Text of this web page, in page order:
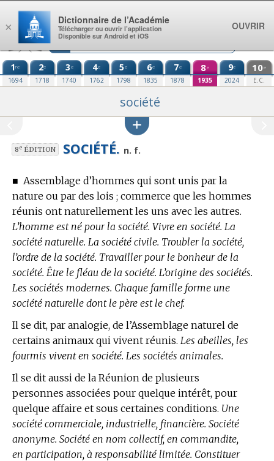
Aller au contenu
1re
1694
2e
1718
3e
1740
4e
1762
5e
1798
6e
1835
7e
1878
8e
1935
9e
2024
10e
E.C.
société
8eÉDITION SOCIÉTÉ. n. f.
■ Assemblage d’hommes qui sont unis par la
nature ou par des lois ; commerce que les hommes
réunis ont naturellement les uns avec les autres.
L’homme est né pour la société. Vivre en société. La
société naturelle. La société civile. Troubler la société,
l’ordre de la société. Travailler pour le bonheur de la
société. Être le fléau de la société. L’origine des sociétés.
Les sociétés modernes. Chaque famille forme une
société naturelle dont le père est le chef.
Il se dit, par analogie, de l’Assemblage naturel de
certains animaux qui vivent réunis. Les abeilles, les
fourmis vivent en société. Les sociétés animales.
Il se dit aussi de la Réunion de plusieurs
personnes associées pour quelque intérêt, pour
quelque affaire et sous certaines conditions. Une
société commerciale, industrielle, financière. Société
anonyme. Société en nom collectif, en commandite,
en participation, à responsabilité limitée. Constituer
×
Dictionnaire de l’Académie
Télécharger ou ouvrir l’application
Disponible sur Android et iOS
OUVRIR